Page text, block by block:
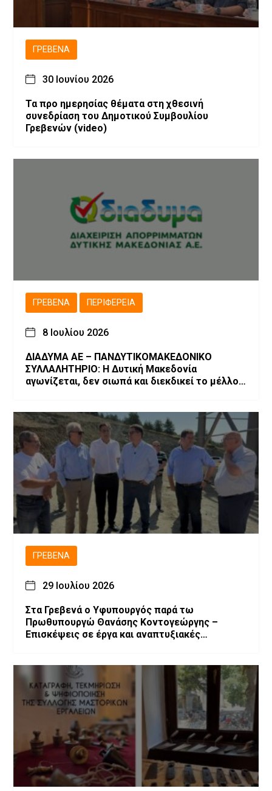
ΓΡΕΒΕΝΆ
30 Ιουνίου 2026
Τα προ ημερησίας θέματα στη χθεσινή
συνεδρίαση του Δημοτικού Συμβουλίου
Γρεβενών (video)
ΓΡΕΒΕΝΆ ΠΕΡΙΦΈΡΕΙΑ
8 Ιουλίου 2026
ΔΙΑΔΥΜΑ ΑΕ – ΠΑΝΔΥΤΙΚΟΜΑΚΕΔΟΝΙΚΟ
ΣΥΛΛΑΛΗΤΗΡΙΟ: Η Δυτική Μακεδονία
αγωνίζεται, δεν σιωπά και διεκδικεί το μέλλον
ΓΡΕΒΕΝΆ
29 Ιουλίου 2026
Στα Γρεβενά ο Υφυπουργός παρά τω
Πρωθυπουργώ Θανάσης Κοντογεώργης –
Επισκέψεις σε έργα και αναπτυξιακές